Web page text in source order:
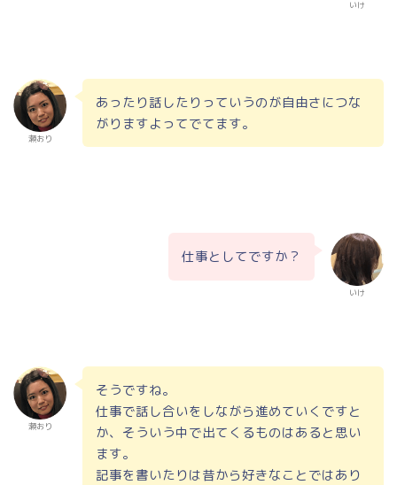
いけ
瀬おり
あったり話したりっていうのが自由さにつな
がりますよってでてます。
いけ
仕事としてですか？
瀬おり
そうですね。
仕事で話し合いをしながら進めていくですと
か、そういう中で出てくるものはあると思い
ます。
記事を書いたりは昔から好きなことではあり